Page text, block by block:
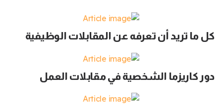
كل ما تريد أن تعرفه عن المقابلات الوظيفية
دور كاريزما الشخصية في مقابلات العمل